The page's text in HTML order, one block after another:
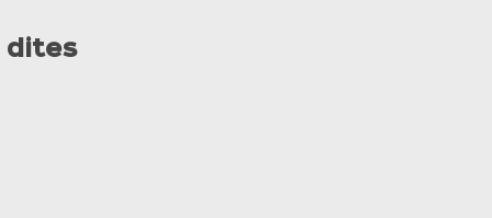
dites